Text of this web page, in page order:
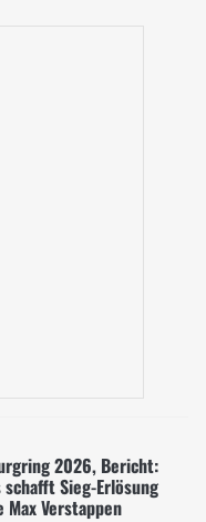
2026, Bericht:
schafft Sieg-Erlösung
Max Verstappen